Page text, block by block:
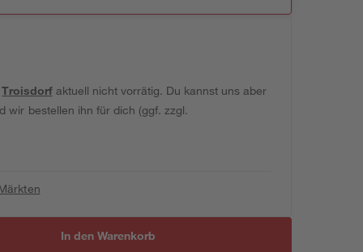
Troisdorfaktuell nicht vorrätig. Du kannst uns aber
wir bestellen ihn für dich (ggf. zzgl.
In den Warenkorb